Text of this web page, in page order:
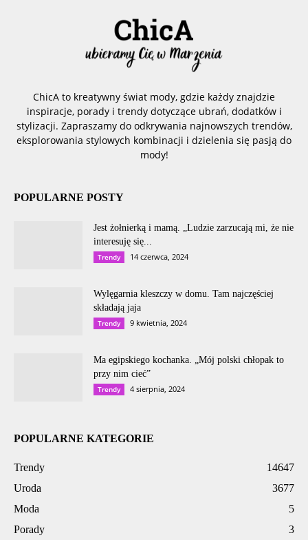
ChicA to kreatywny świat mody, gdzie każdy znajdzie
inspiracje, porady i trendy dotyczące ubrań, dodatków i
stylizacji. Zapraszamy do odkrywania najnowszych trendów,
eksplorowania stylowych kombinacji i dzielenia się pasją do
mody!
POPULARNE POSTY
Jest żołnierką i mamą. „Ludzie zarzucają mi, że nie
interesuję się...
Trendy 14 czerwca, 2024
Wylęgarnia kleszczy w domu. Tam najczęściej
składają jaja
Trendy 9 kwietnia, 2024
Ma egipskiego kochanka. „Mój polski chłopak to
przy nim cieć”
Trendy 4 sierpnia, 2024
POPULARNE KATEGORIE
Trendy
14647
Uroda
3677
Moda
5
Porady
3